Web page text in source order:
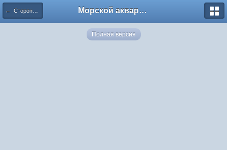
← Сторона C. 10.04.2020 Морской аквариум. Форумы ReefCentral.ru
Полная версия